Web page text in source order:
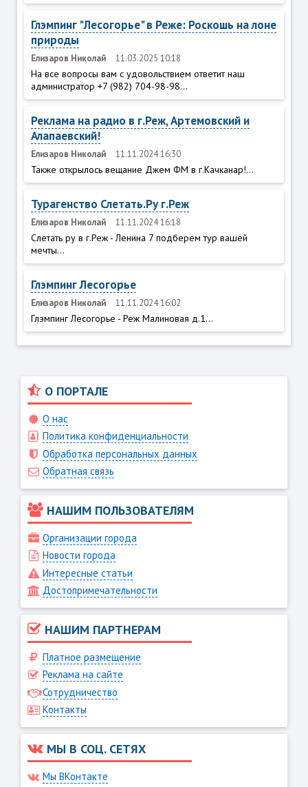
Глэмпинг "Лесогорье" в Реже: Роскошь на лоне
природы
Елизаров Николай 11.03.2025 10:18
На все вопросы вам с удовольствием ответит наш
администратор +7 (982) 704-98-98...
Реклама на радио в г.Реж, Артемовский и
Алапаевский!
Елизаров Николай 11.11.2024 16:30
Также открылось вещание Джем ФМ в г.Качканар!...
Турагенство Слетать.Ру г.Реж
Елизаров Николай 11.11.2024 16:18
Слетать ру в г.Реж - Ленина 7 подберем тур вашей
мечты...
Глэмпинг Лесогорье
Елизаров Николай 11.11.2024 16:02
Глэмпинг Лесогорье - Реж Малиновая д.1...
О ПОРТАЛЕ
О нас
Политика конфиденциальности
Обработка персональных данных
Обратная связь
НАШИМ ПОЛЬЗОВАТЕЛЯМ
Организации города
Новости города
Интересные статьи
Достопримечательности
НАШИМ ПАРТНЕРАМ
Платное размещение
Реклама на сайте
Сотрудничество
Контакты
МЫ В СОЦ. СЕТЯХ
Мы ВКонтакте